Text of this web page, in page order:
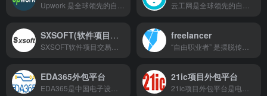
SXSOFT(软件项目交易网） freelancer
EDA365外包平台 21ic项目外包平台